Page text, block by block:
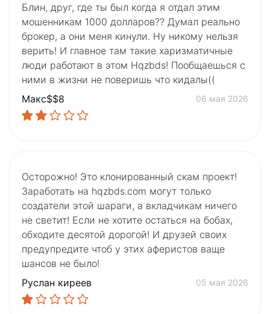
Блин, друг, где ты был когда я отдал этим
мошенникам 1000 долларов?? Думал реально
брокер, а они меня кинули. Ну никому нельзя
верить! И главное там такие харизматичные
люди работают в этом Hqzbds! Пообщаешься с
ними в жизни не поверишь что кидалы((
Макс$$8
06 мая 2026
Осторожно! Это клонированный скам проект!
Заработать на hqzbds.com могут только
создатели этой шараги, а вкладчикам ничего
не светит! Если не хотите остаться на бобах,
обходите десятой дорогой! И друзей своих
предупредите чтоб у этих аферистов ваще
шансов не было!
Руслан киреев
05 мая 2026